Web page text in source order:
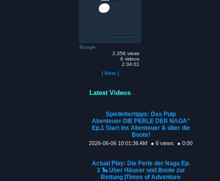
Boogie
2,358 views
6 videos
2:34:01
[ More ]
Latest Videos
Spielleitertipps: Das Pulp
Abenteuer DIE PERLE DER NAGA"
Ep.1 Start ins Abenteuer & über die
Boote!
2026-06-06 10:01:36 AM ● 6 views ● 0:00
Actual Play: Die Perle der Naga Ep.
3 🐍 Über Häuser und Boote zur
Rettung |Times of Adventure